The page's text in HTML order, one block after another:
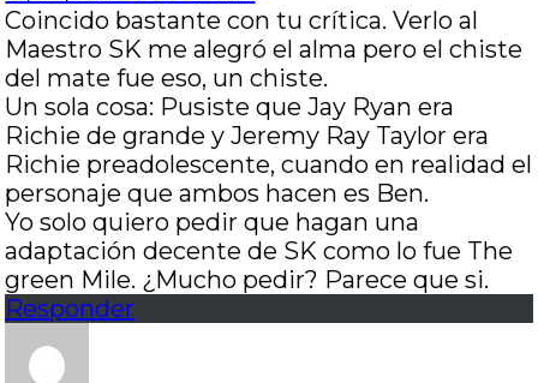
Coincido bastante con tu crítica. Verlo al
Maestro SK me alegró el alma pero el chiste
del mate fue eso, un chiste.
Un sola cosa: Pusiste que Jay Ryan era
Richie de grande y Jeremy Ray Taylor era
Richie preadolescente, cuando en realidad el
personaje que ambos hacen es Ben.
Yo solo quiero pedir que hagan una
adaptación decente de SK como lo fue The
green Mile. ¿Mucho pedir? Parece que si.
Responder